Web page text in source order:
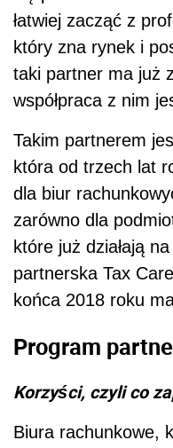
łatwiej zacząć z
który zna rynek i
taki partner ma już
współpraca z nim
Takim partnerem
która od trzech lat
dla biur
zarówno dla
które już działają
partnerska Tax
końca 2018 roku
Program
Korzyści, czyli co
Biura rachunkowe,